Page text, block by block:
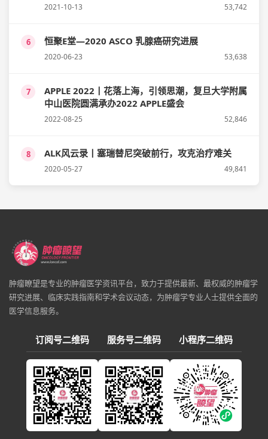
2021-10-13 53,742
6 恒聚E堂—2020 ASCO 乳腺癌研究进展
2020-06-23 53,638
7
APPLE 2022丨花落上海，引领思潮，复旦大学附属
中山医院圆满承办2022 APPLE盛会
2022-08-25 52,846
8 ALK风云录丨塞瑞替尼突破前行，攻克治疗难关
2020-05-27 49,841
肿瘤瞭望是专业的肿瘤医学资讯平台，致力于提供最新、最权威的肿瘤学
研究进展、临床实践指南和学术会议动态，为肿瘤学专业人士提供全面的
医学信息服务。
订阅号二维码 服务号二维码 小程序二维码